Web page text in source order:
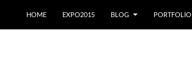
HOME
EXPO2015 BLOG PORTFOLIO